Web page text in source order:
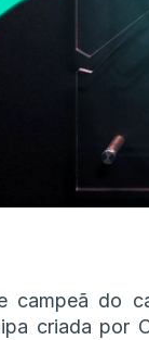
campeã do
criada por